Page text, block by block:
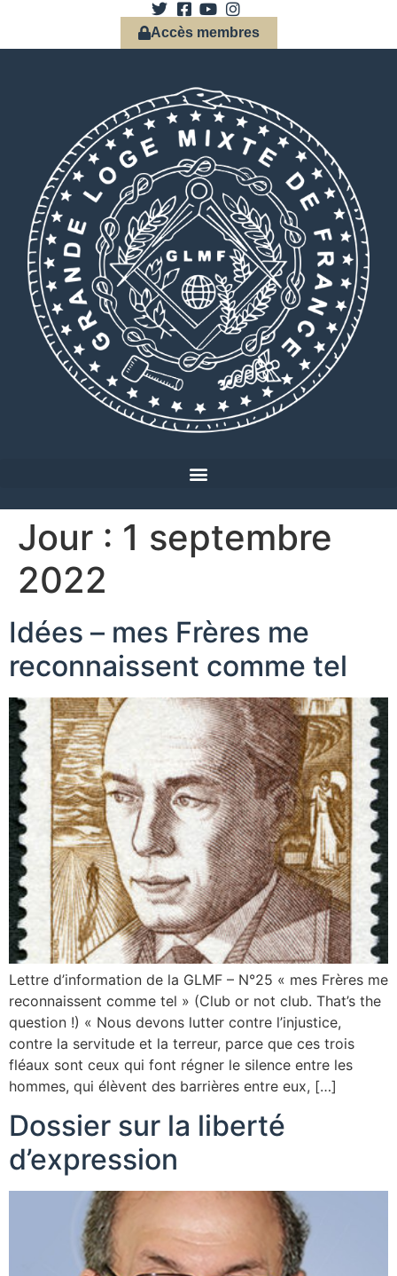
Accès membres
Jour : 1 septembre
2022
Idées – mes Frères me
reconnaissent comme tel
Lettre d’information de la GLMF – N°25 « mes Frères me
reconnaissent comme tel » (Club or not club. That’s the
question !) « Nous devons lutter contre l’injustice,
contre la servitude et la terreur, parce que ces trois
fléaux sont ceux qui font régner le silence entre les
hommes, qui élèvent des barrières entre eux, […]
Dossier sur la liberté
d’expression